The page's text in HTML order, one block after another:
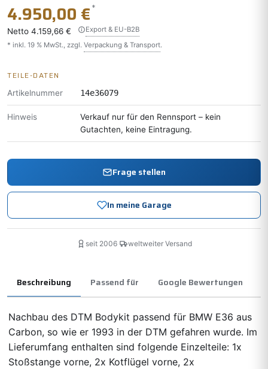
4.950,00 €*
Netto 4.159,66 €
Export & EU-B2B
* inkl. 19 % MwSt., zzgl. Verpackung & Transport.
TEILE-DATEN
Artikelnummer 14e36079
Hinweis
Verkauf nur für den Rennsport – kein
Gutachten, keine Eintragung.
Frage stellen
In meine Garage
seit 2006· weltweiter Versand
Beschreibung Passend für Google Bewertungen
Nachbau des DTM Bodykit passend für BMW E36 aus
Carbon, so wie er 1993 in der DTM gefahren wurde. Im
Lieferumfang enthalten sind folgende Einzelteile: 1x
Stoßstange vorne, 2x Kotflügel vorne, 2x